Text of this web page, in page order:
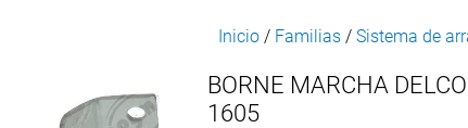
Inicio / Familias / Sistema de
BORNE MARCHA
1605